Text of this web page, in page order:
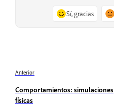
Sí, gracias
Anterior
Comportamientos: simulaciones
físicas